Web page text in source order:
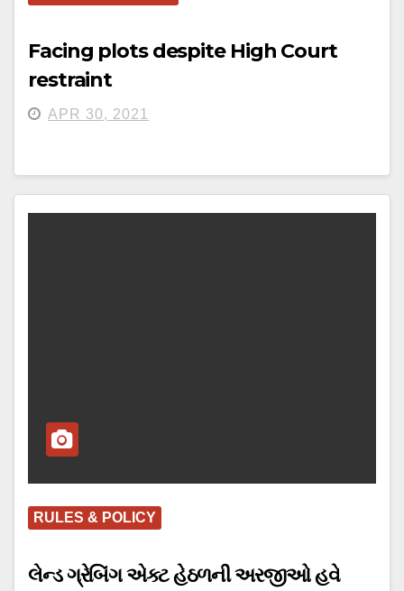
Facing plots despite High Court
restraint
APR 30, 2021
RULES & POLICY
લેન્ડ ગ્રેબિંગ એક્ટ હેઠળની અરજીઓ હવે